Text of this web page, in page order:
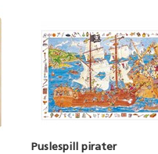
Puslespill pirater